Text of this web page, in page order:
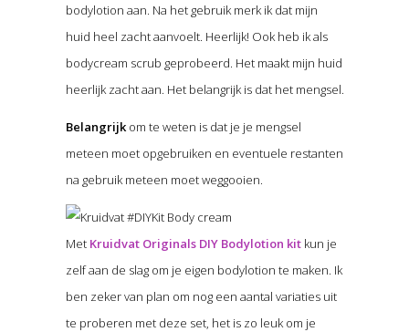
bodylotion aan. Na het gebruik merk ik dat mijn
huid heel zacht aanvoelt. Heerlijk! Ook heb ik als
bodycream scrub geprobeerd. Het maakt mijn huid
heerlijk zacht aan. Het belangrijk is dat het mengsel.
Belangrijkom te weten is dat je je mengsel
meteen moet opgebruiken en eventuele restanten
na gebruik meteen moet weggooien.
Met Kruidvat Originals DIY Bodylotion kitkun je
zelf aan de slag om je eigen bodylotion te maken. Ik
ben zeker van plan om nog een aantal variaties uit
te proberen met deze set, het is zo leuk om je